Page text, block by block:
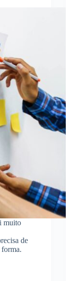
muito
de
forma.